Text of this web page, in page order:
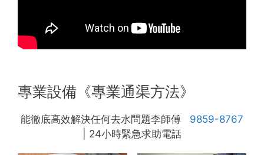
專業設備《專業通渠方法》
能徹底高效解決任何去水問題李師傅
9859-8767
| 24小時緊急求助電話